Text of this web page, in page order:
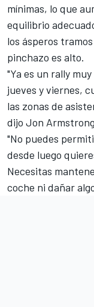
mínimas, lo que
equilibrio
los ásperos
pinchazo es alto.
"Ya es un rally
jueves y viernes,
las zonas de
dijo Jon Armstrong
"No puedes
desde luego
Necesitas
coche ni dañar